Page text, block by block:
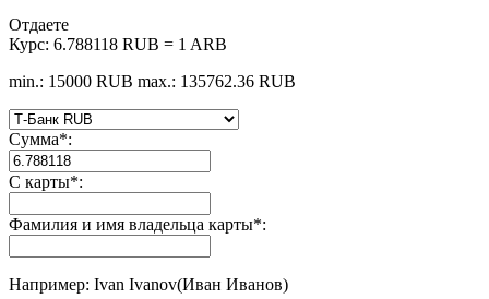
Отдаете
Курс: 6.788118 RUB = 1 ARB
min.: 15000 RUB max.: 135762.36 RUB
Сумма*:
С карты*:
Фамилия и имя владельца карты*:
Например: Ivan Ivanov(Иван Иванов)